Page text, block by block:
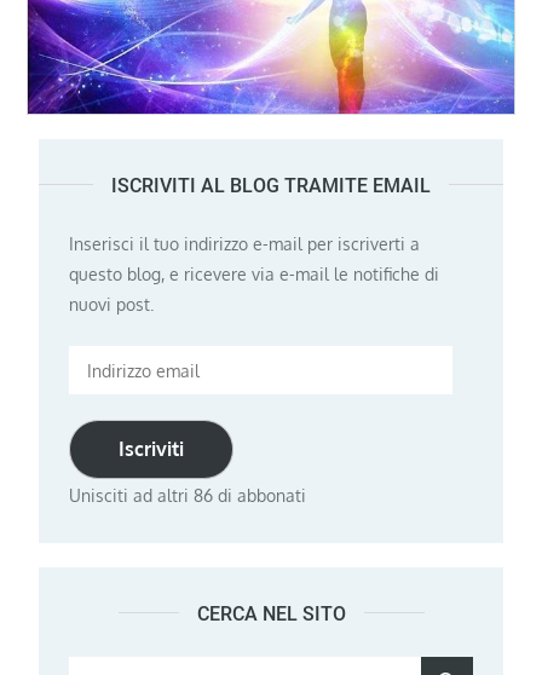
ISCRIVITI AL BLOG TRAMITE EMAIL
Inserisci il tuo indirizzo e-mail per iscriverti a
questo blog, e ricevere via e-mail le notifiche di
nuovi post.
Indirizzo
Iscriviti
Unisciti ad altri 86 di abbonati
CERCA NEL SITO